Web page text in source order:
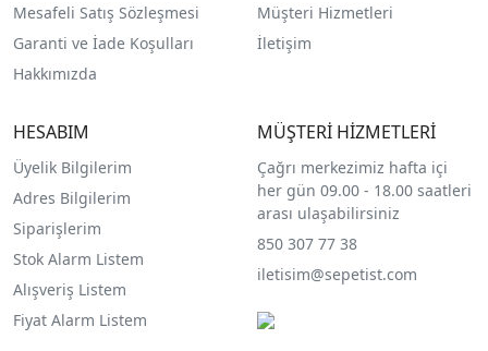
Mesafeli Satış Sözleşmesi
Garanti ve İade Koşulları
Hakkımızda
Müşteri Hizmetleri
İletişim
HESABIM
Üyelik Bilgilerim
Adres Bilgilerim
Siparişlerim
Stok Alarm Listem
Alışveriş Listem
Fiyat Alarm Listem
MÜŞTERİ HİZMETLERİ
Çağrı merkezimiz hafta içi
her gün 09.00 - 18.00 saatleri
arası ulaşabilirsiniz
850 307 77 38
iletisim@sepetist.com